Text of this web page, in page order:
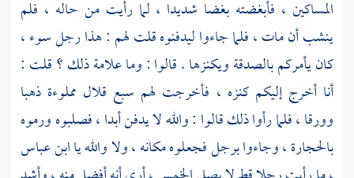
المساكين ، فأبغضته بغضا شديدا ، لما رأيت من حاله ، فلم
ينشب أن مات ، فلما جاءوا ليدفنوه قلت لهم : هذا رجل سوء ،
كان يأمركم بالصدقة ويكنزها . قالوا : وما علامة ذلك ؟ قلت :
أنا أخرج إليكم كنزه ، فأخرجت لهم سبع قلال مملوءة ذهبا
وورقا ، فلما رأوا ذلك قالوا : والله لا يدفن أبدا ، فصلبوه ورموه
بالحجارة ، وجاءوا برجل فجعلوه مكانه ، ولا والله ياابن عباس